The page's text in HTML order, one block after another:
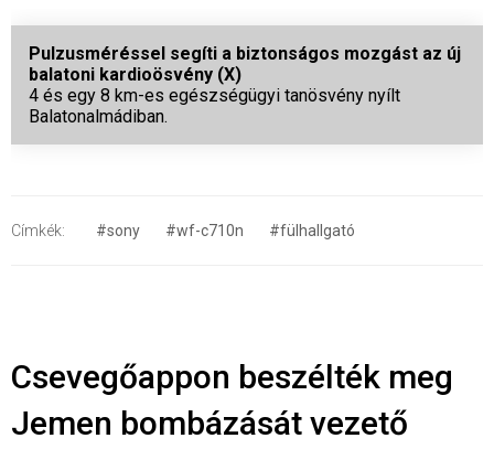
Pulzusméréssel segíti a biztonságos mozgást az új
balatoni kardioösvény (X)
4 és egy 8 km-es egészségügyi tanösvény nyílt
Balatonalmádiban.
Címkék: #sony #wf-c710n #fülhallgató
Csevegőappon beszélték meg
Jemen bombázását vezető